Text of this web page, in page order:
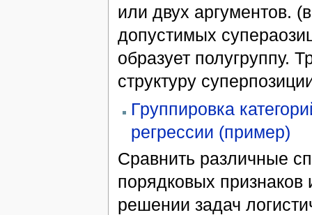
или двух аргументов.
допустимых
образует полугруппу.
структуру
Группировка
регрессии (пример)
Сравнить различные
порядковых признаков
решении задач